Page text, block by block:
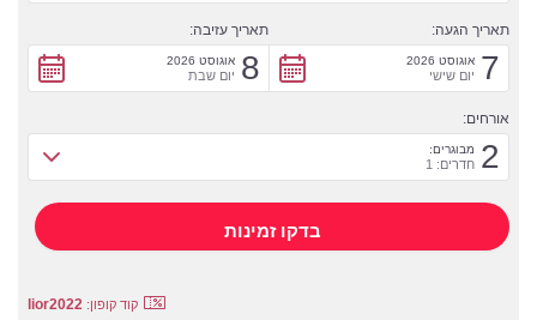
תאריך הגעה:
7 אוגוסט 2026
יום שישי
תאריך עזיבה:
8 אוגוסט 2026
יום שבת
אורחים:
2 מבוגרים:
חדרים: 1
קוד קופון: lior2022